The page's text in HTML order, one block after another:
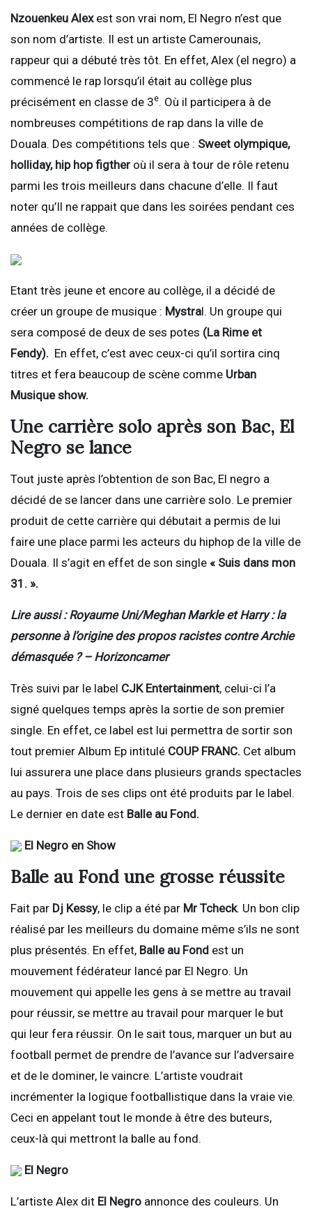
Nzouenkeu Alexest son vrai nom, El Negro n’est que
son nom d’artiste. Il est un artiste Camerounais,
rappeur qui a débuté très tôt. En effet, Alex (el negro) a
commencé le rap lorsqu’il était au collège plus
précisément en classe de 3e. Où il participera à de
nombreuses compétitions de rap dans la ville de
Douala. Des compétitions tels que : Sweet olympique,
holliday, hip hop figther où il sera à tour de rôle retenu
parmi les trois meilleurs dans chacune d’elle. Il faut
noter qu’Il ne rappait que dans les soirées pendant ces
années de collège.
Etant très jeune et encore au collège, il a décidé de
créer un groupe de musique : Mystral. Un groupe qui
sera composé de deux de ses potes (La Rime et
Fendy). En effet, c’est avec ceux-ci qu’il sortira cinq
titres et fera beaucoup de scène comme Urban
Musique show.
Une carrière solo après son Bac, El
Negro se lance
Tout juste après l’obtention de son Bac, El negro a
décidé de se lancer dans une carrière solo. Le premier
produit de cette carrière qui débutait a permis de lui
faire une place parmi les acteurs du hiphop de la ville de
Douala. Il s’agit en effet de son single « Suis dans mon
31. ».
Lire aussi : Royaume Uni/Meghan Markle et Harry : la
personne à l’origine des propos racistes contre Archie
démasquée ? – Horizoncamer
Très suivi par le label CJK Entertainment, celui-ci l’a
signé quelques temps après la sortie de son premier
single. En effet, ce label est lui permettra de sortir son
tout premier Album Ep intitulé COUP FRANC. Cet album
lui assurera une place dans plusieurs grands spectacles
au pays. Trois de ses clips ont été produits par le label.
Le dernier en date est Balle au Fond.
El Negro en Show
Balle au Fond une grosse réussite
Fait par Dj Kessy, le clip a été par Mr Tcheck. Un bon clip
réalisé par les meilleurs du domaine même s’ils ne sont
plus présentés. En effet, Balle au Fond est un
mouvement fédérateur lancé par El Negro. Un
mouvement qui appelle les gens à se mettre au travail
pour réussir, se mettre au travail pour marquer le but
qui leur fera réussir. On le sait tous, marquer un but au
football permet de prendre de l’avance sur l’adversaire
et de le dominer, le vaincre. L’artiste voudrait
incrémenter la logique footballistique dans la vraie vie.
Ceci en appelant tout le monde à être des buteurs,
ceux-là qui mettront la balle au fond.
El Negro
L’artiste Alex dit El Negro annonce des couleurs. Un